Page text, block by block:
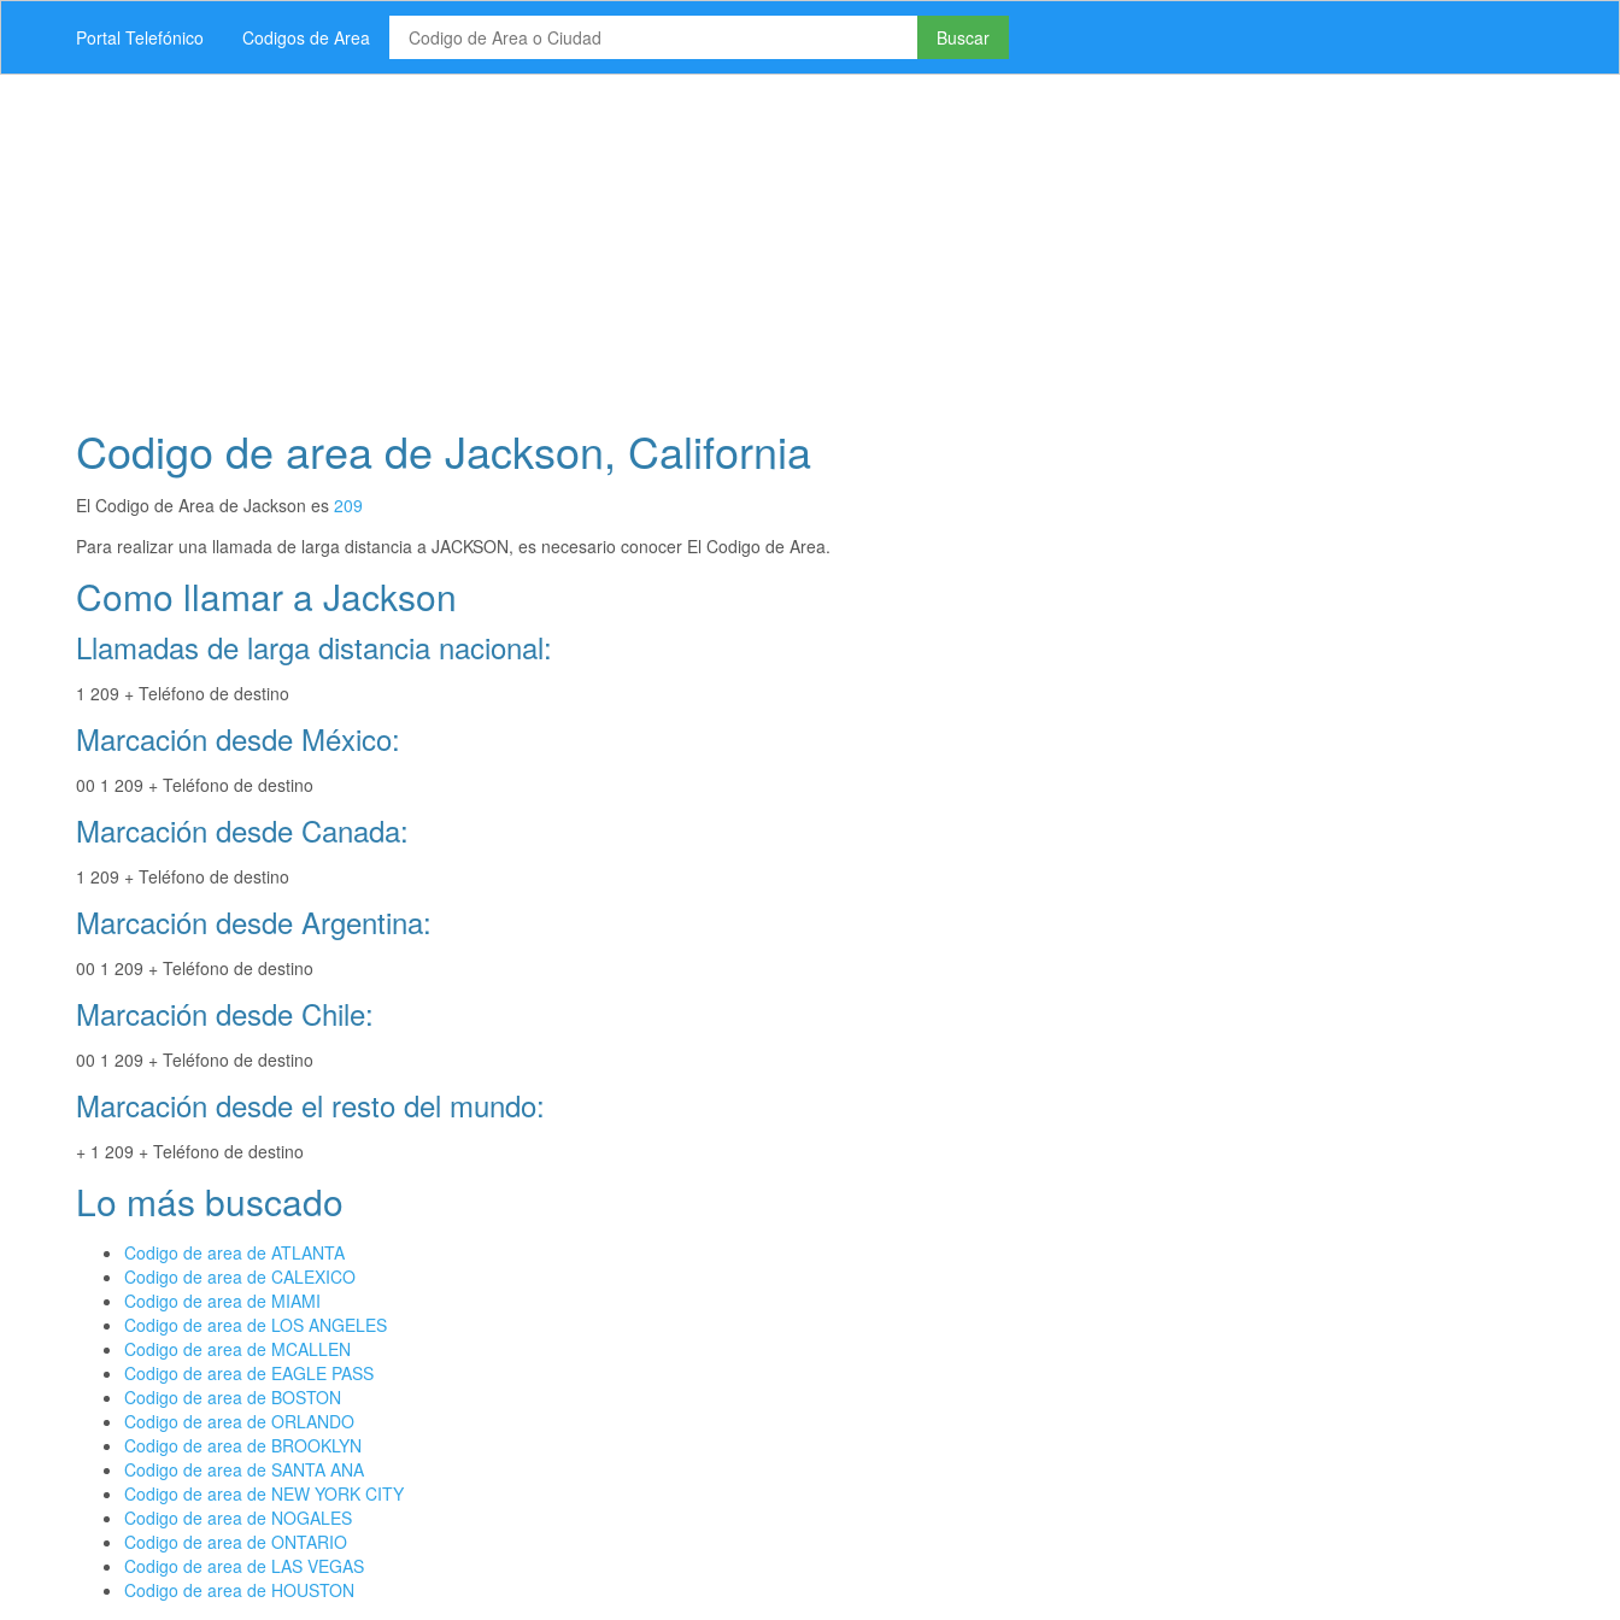
Portal Telefónico Codigos de Area Buscar
Codigo de area de Jackson, California
El Codigo de Area de Jackson es 209
Para realizar una llamada de larga distancia a JACKSON, es necesario conocer El Codigo de Area.
Como llamar a Jackson
Llamadas de larga distancia nacional:
1 209 + Teléfono de destino
Marcación desde México:
00 1 209 + Teléfono de destino
Marcación desde Canada:
1 209 + Teléfono de destino
Marcación desde Argentina:
00 1 209 + Teléfono de destino
Marcación desde Chile:
00 1 209 + Teléfono de destino
Marcación desde el resto del mundo:
+ 1 209 + Teléfono de destino
Lo más buscado
Codigo de area de ATLANTA
Codigo de area de CALEXICO
Codigo de area de MIAMI
Codigo de area de LOS ANGELES
Codigo de area de MCALLEN
Codigo de area de EAGLE PASS
Codigo de area de BOSTON
Codigo de area de ORLANDO
Codigo de area de BROOKLYN
Codigo de area de SANTA ANA
Codigo de area de NEW YORK CITY
Codigo de area de NOGALES
Codigo de area de ONTARIO
Codigo de area de LAS VEGAS
Codigo de area de HOUSTON